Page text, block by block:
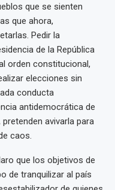
que se sienten
que ahora,
Pedir la
de la República
orden constitucional,
elecciones sin
conducta
antidemocrática de
avivarla para
caos.
que los objetivos de
de tranquilizar al país